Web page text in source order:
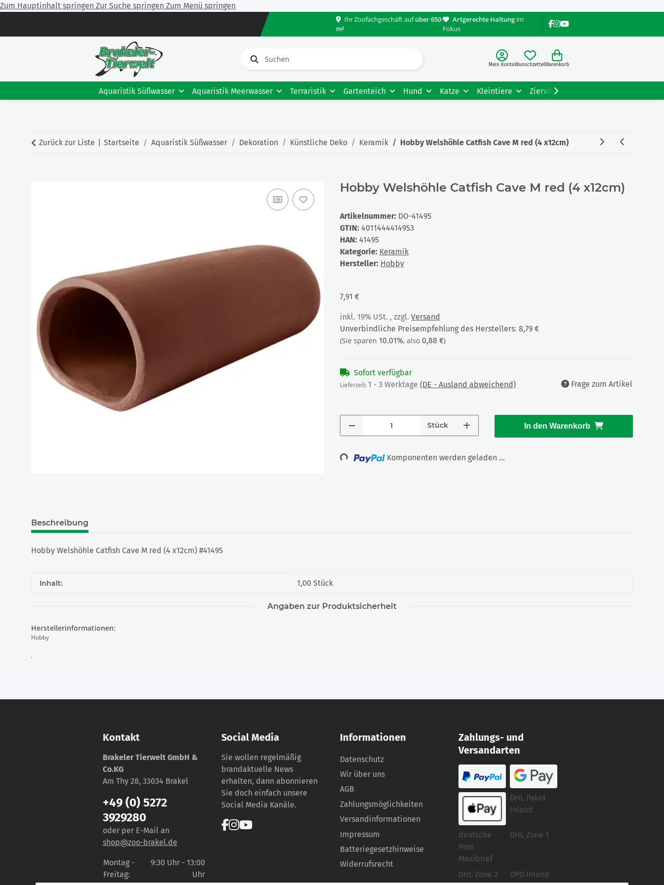
Zum Hauptinhalt springen Zur Suche springen Zum Menü springen
Ihr Zoofachgeschäft aufüber 650
m²
Artgerechte Haltungim
Fokus
Mein KontoWunschzettelWarenkorb
Aquaristik Süßwasser Aquaristik Meerwasser Terraristik Gartenteich Hund Katze Kleintiere Ziervögel
Zurück zur Liste Startseite Aquaristik Süßwasser Dekoration Künstliche Deko Keramik Hobby Welshöhle Catfish Cave M red (4 x12cm)
Hobby Welshöhle Catfish Cave M red (4 x12cm)
Artikelnummer: DO-41495
GTIN: 4011444414953
HAN: 41495
Kategorie: Keramik
Hersteller: Hobby
7,91 €
inkl. 19% USt. , zzgl. Versand
Unverbindliche Preisempfehlung des Herstellers: 8,79 €
(Sie sparen 10.01%, also 0,88 €)
Sofort verfügbar
Lieferzeit: 1 - 3 Werktage (DE - Ausland abweichend) Frage zum Artikel
Stück In den Warenkorb
Loading... Komponenten werden geladen ...
Beschreibung
Hobby Welshöhle Catfish Cave M red (4 x12cm) #41495
Produkteigenschaft
Wert
Inhalt: 1,00 Stück
Angaben zur Produktsicherheit
Herstellerinformationen:
Hobby
,
Kontakt
Brakeler Tierwelt GmbH &
Co.KG
Am Thy 28, 33034 Brakel
+49 (0) 5272
3929280
oder per E-Mail an
shop@zoo-brakel.de
Montag -
Freitag:
9:30 Uhr - 13:00
Uhr
Social Media
Sie wollen regelmäßig
brandaktuelle News
erhalten, dann abonnieren
Sie doch einfach unsere
Social Media Kanäle.
Informationen
Datenschutz
Wir über uns
AGB
Zahlungsmöglichkeiten
Versandinformationen
Impressum
Batteriegesetzhinweise
Widerrufsrecht
Zahlungs- und
Versandarten
DHL Paket
Inland
deutsche
Post
Maxibrief
DHL Zone 1
DHL Zone 2 DPD Inland